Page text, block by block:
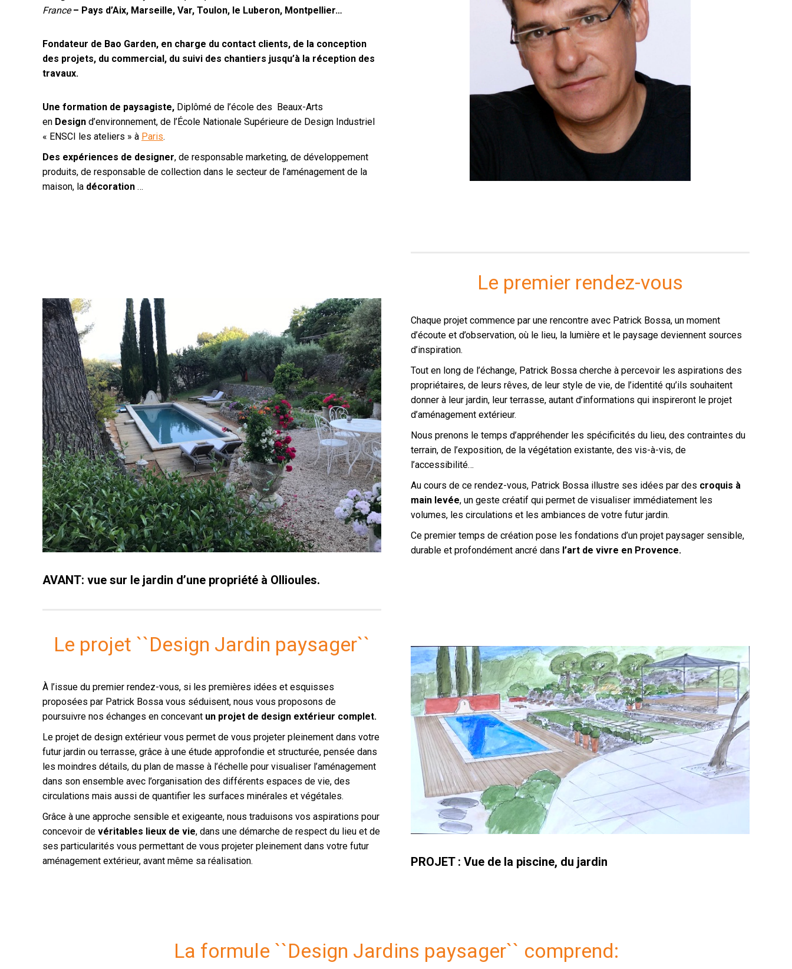
France– Pays d’Aix, Marseille, Var, Toulon, le Luberon, Montpellier…
Fondateur de Bao Garden, en charge du contact clients, de la conception
des projets, du commercial, du suivi des chantiers jusqu’à la réception des
travaux.
Une formation de paysagiste, Diplômé de l’école des Beaux-Arts
en Design d’environnement, de l’École Nationale Supérieure de Design Industriel
« ENSCI les ateliers » à Paris.
Des expériences de designer, de responsable marketing, de développement
produits, de responsable de collection dans le secteur de l’aménagement de la
maison, la décoration …
AVANT: vue sur le jardin d’une propriété à Ollioules.
Le premier rendez-vous
Chaque projet commence par une rencontre avec Patrick Bossa, un moment
d’écoute et d’observation, où le lieu, la lumière et le paysage deviennent sources
d’inspiration.
Tout en long de l’échange, Patrick Bossa cherche à percevoir les aspirations des
propriétaires, de leurs rêves, de leur style de vie, de l’identité qu’ils souhaitent
donner à leur jardin, leur terrasse, autant d’informations qui inspireront le projet
d’aménagement extérieur.
Nous prenons le temps d’appréhender les spécificités du lieu, des contraintes du
terrain, de l’exposition, de la végétation existante, des vis-à-vis, de
l’accessibilité…
Au cours de ce rendez-vous, Patrick Bossa illustre ses idées par des croquis à
main levée, un geste créatif qui permet de visualiser immédiatement les
volumes, les circulations et les ambiances de votre futur jardin.
Ce premier temps de création pose les fondations d’un projet paysager sensible,
durable et profondément ancré dans l’art de vivre en Provence.
Le projet ``Design Jardin paysager``
À l’issue du premier rendez-vous, si les premières idées et esquisses
proposées par Patrick Bossa vous séduisent, nous vous proposons de
poursuivre nos échanges en concevant un projet de design extérieur complet.
Le projet de design extérieur vous permet de vous projeter pleinement dans votre
futur jardin ou terrasse, grâce à une étude approfondie et structurée, pensée dans
les moindres détails, du plan de masse à l’échelle pour visualiser l’aménagement
dans son ensemble avec l’organisation des différents espaces de vie, des
circulations mais aussi de quantifier les surfaces minérales et végétales.
Grâce à une approche sensible et exigeante, nous traduisons vos aspirations pour
concevoir de véritables lieux de vie, dans une démarche de respect du lieu et de
ses particularités vous permettant de vous projeter pleinement dans votre futur
aménagement extérieur, avant même sa réalisation.
PROJET : Vue de la piscine, du jardin
La formule ``Design Jardins paysager`` comprend: